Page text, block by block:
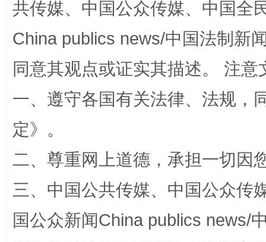
阿坝州三大球赛在茂县开幕 规模
共传媒、中国公众传媒、中国全
China publics news/中国法制新
同意其观点或证实其描述。 注
一、遵守各国有关法律、法规，
定》。
二、尊重网上道德，承担一切因
三、中国公共传媒、中国公众传
国公众新闻China publics news/